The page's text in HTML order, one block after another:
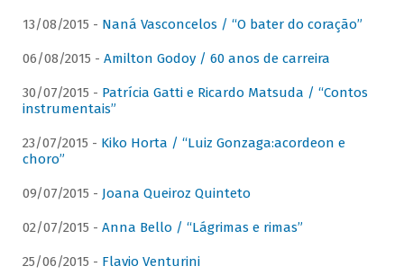
13/08/2015 - Naná Vasconcelos / “O bater do coração”
06/08/2015 - Amilton Godoy / 60 anos de carreira
30/07/2015 - Patrícia Gatti e Ricardo Matsuda / “Contos
instrumentais”
23/07/2015 - Kiko Horta / “Luiz Gonzaga:acordeon e
choro”
09/07/2015 - Joana Queiroz Quinteto
02/07/2015 - Anna Bello / “Lágrimas e rimas”
25/06/2015 - Flavio Venturini